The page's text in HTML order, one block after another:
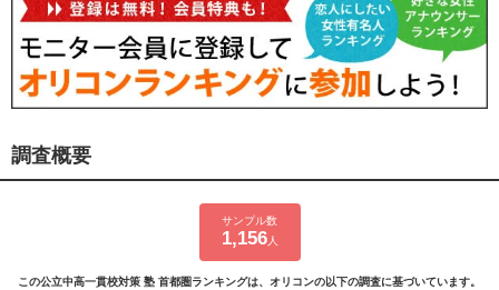
調査概要
サンプル数
1,156人
この公立中高一貫校対策 塾 首都圏ランキングは、オリコンの以下の調査に基づいています。